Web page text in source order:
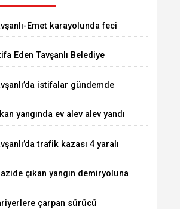
Emet karayolunda feci
Eden Tavşanlı Belediye
istifalar gündemde
yangında ev alev alev yandı
trafik kazası 4 yaralı
çıkan yangın demiryoluna
çarpan sürücü